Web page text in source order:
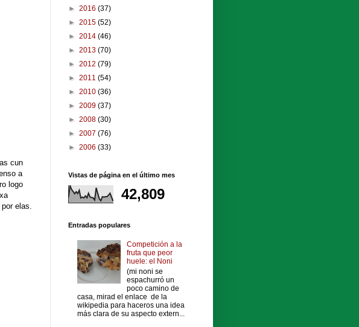
cun
a
logo
elas.
► 2016 (37)
► 2015 (52)
► 2014 (46)
► 2013 (70)
► 2012 (79)
► 2011 (54)
► 2010 (36)
► 2009 (37)
► 2008 (30)
► 2007 (76)
► 2006 (33)
Vistas de página en el último mes
42,809
Entradas populares
Competición a la
fruta que peor
huele: el Noni
(mi noni se
espachurró un
poco camino de
casa, mirad el enlace de la
wikipedia para haceros una idea
más clara de su aspecto extern...